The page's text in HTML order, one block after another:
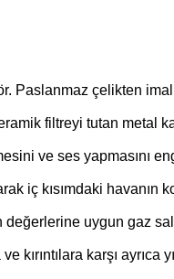
Paslanmaz çelikten
filtreyi tutan metal
ve ses yapmasını
iç kısımdaki havanın
uygun gaz
kırıntılara karşı ayrıca